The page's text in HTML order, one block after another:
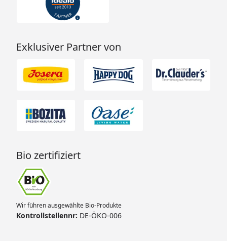
Exklusiver Partner von
Bio zertifiziert
Wir führen ausgewählte Bio-Produkte
Kontrollstellennr: DE-ÖKO-006